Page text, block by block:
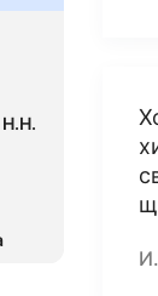
Н.Н.